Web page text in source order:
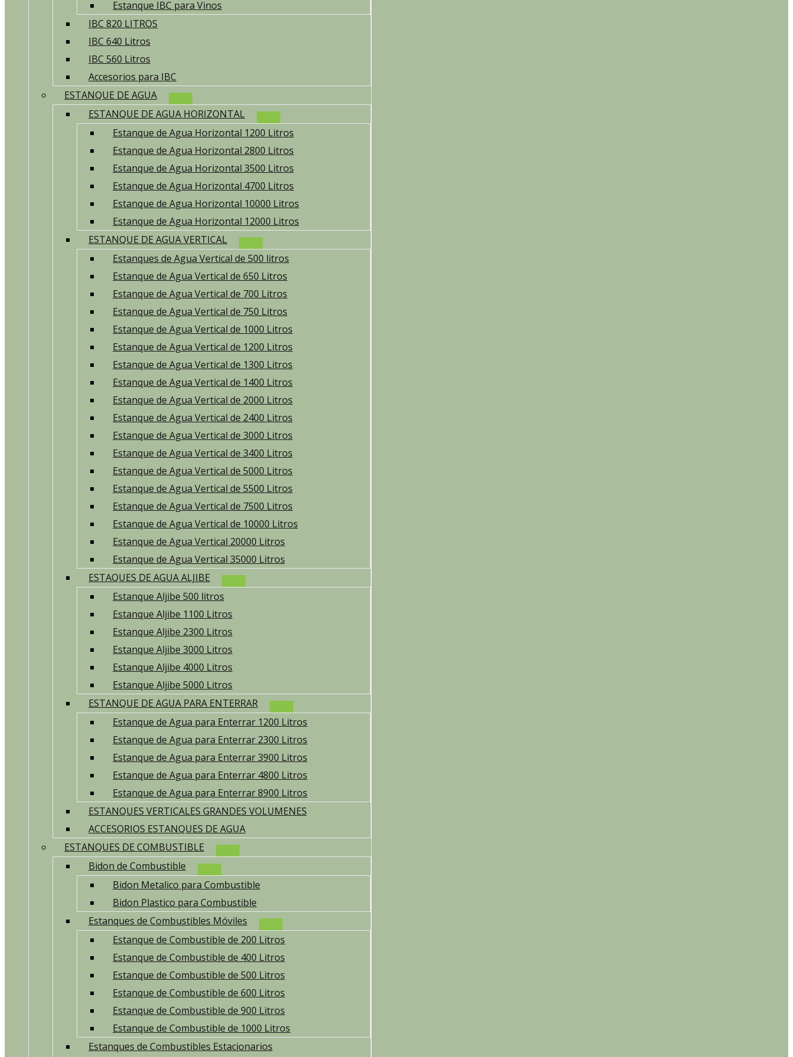
Estanque IBC para Vinos
IBC 820 LITROS
IBC 640 Litros
IBC 560 Litros
Accesorios para IBC
ESTANQUE DE AGUA
ESTANQUE DE AGUA HORIZONTAL
Estanque de Agua Horizontal 1200 Litros
Estanque de Agua Horizontal 2800 Litros
Estanque de Agua Horizontal 3500 Litros
Estanque de Agua Horizontal 4700 Litros
Estanque de Agua Horizontal 10000 Litros
Estanque de Agua Horizontal 12000 Litros
ESTANQUE DE AGUA VERTICAL
Estanques de Agua Vertical de 500 litros
Estanque de Agua Vertical de 650 Litros
Estanque de Agua Vertical de 700 Litros
Estanque de Agua Vertical de 750 Litros
Estanque de Agua Vertical de 1000 Litros
Estanque de Agua Vertical de 1200 Litros
Estanque de Agua Vertical de 1300 Litros
Estanque de Agua Vertical de 1400 Litros
Estanque de Agua Vertical de 2000 Litros
Estanque de Agua Vertical de 2400 Litros
Estanque de Agua Vertical de 3000 Litros
Estanque de Agua Vertical de 3400 Litros
Estanque de Agua Vertical de 5000 Litros
Estanque de Agua Vertical de 5500 Litros
Estanque de Agua Vertical de 7500 Litros
Estanque de Agua Vertical de 10000 Litros
Estanque de Agua Vertical 20000 Litros
Estanque de Agua Vertical 35000 Litros
ESTAQUES DE AGUA ALJIBE
Estanque Aljibe 500 litros
Estanque Aljibe 1100 Litros
Estanque Aljibe 2300 Litros
Estanque Aljibe 3000 Litros
Estanque Aljibe 4000 Litros
Estanque Aljibe 5000 Litros
ESTANQUE DE AGUA PARA ENTERRAR
Estanque de Agua para Enterrar 1200 Litros
Estanque de Agua para Enterrar 2300 Litros
Estanque de Agua para Enterrar 3900 Litros
Estanque de Agua para Enterrar 4800 Litros
Estanque de Agua para Enterrar 8900 Litros
ESTANQUES VERTICALES GRANDES VOLUMENES
ACCESORIOS ESTANQUES DE AGUA
ESTANQUES DE COMBUSTIBLE
Bidon de Combustible
Bidon Metalico para Combustible
Bidon Plastico para Combustible
Estanques de Combustibles Móviles
Estanque de Combustible de 200 Litros
Estanque de Combustible de 400 Litros
Estanque de Combustible de 500 Litros
Estanque de Combustible de 600 Litros
Estanque de Combustible de 900 Litros
Estanque de Combustible de 1000 Litros
Estanques de Combustibles Estacionarios